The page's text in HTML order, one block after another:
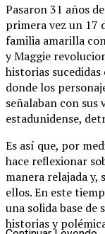
Pasaron 31 años
primera vez un 17
familia amarilla
y Maggie
historias
donde los
señalaban con sus
estadunidense,
Es así que, por
hace reflexionar
manera relajada
ellos. En este
una solida base de
historias y